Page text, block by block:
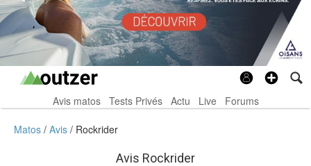
Avis matos Tests Privés Actu Live Forums
Matos Avis Rockrider
Avis Rockrider